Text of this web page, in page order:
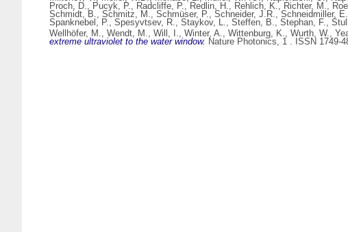
Proch, D., Pucyk, P., Radcliffe, P., Redlin, H., Rehlich, K., Richter, M.,
Schmidt, B., Schmitz, M., Schmüser, P., Schneider, J.R., Schneidmiller,
Spanknebel, P., Spesyvtsev, R., Staykov, L., Steffen, B., Stephan, F.,
Wellhöfer, M., Wendt, M., Will, I., Winter, A., Wittenburg, K., Wurth, W.,
extreme ultraviolet to the water window. Nature Photonics, 1 . ISSN 1749-